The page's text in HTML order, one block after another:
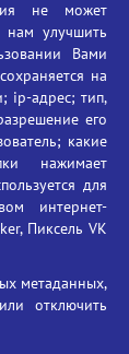
не может
улучшить
Вами
на
ip-адрес; тип,
его
какие
нажимает
для
интернет-
Пиксель VK
метаданных,
отключить